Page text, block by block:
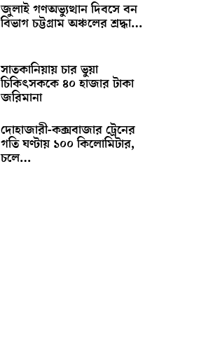
জুলাই গণঅভ্যুত্থান দিবসে বন
বিভাগ চট্টগ্রাম অঞ্চলের শ্রদ্ধা…
সাতকানিয়ায় চার ভুয়া
চিকিৎসককে ৪০ হাজার টাকা
জরিমানা
দোহাজারী-কক্সবাজার ট্রেনের
গতি ঘণ্টায় ১০০ কিলোমিটার,
চলে…